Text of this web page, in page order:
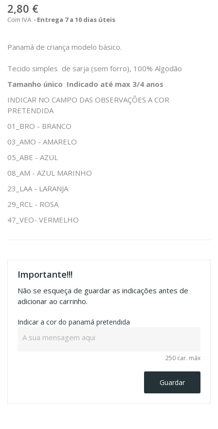
2,80 €
Com IVA Entrega 7 a 10 dias úteis
Panamá de criança modelo básico.
Tecido simples de sarja (sem forro), 100% Algodão
Tamanho único Indicado até max 3/4 anos
INDICAR NO CAMPO DAS OBSERVAÇÕES A COR
PRETENDIDA
01_BRO - BRANCO
03_AMO - AMARELO
05_ABE - AZUL
08_AM - AZUL MARINHO
23_LAA - LARANJA
29_RCL - ROSA
47_VEO- VERMELHO
Importante!!!
Não se esqueça de guardar as indicações antes de
adicionar ao carrinho.
Indicar a cor do panamá pretendida
250 car. máx
Guardar